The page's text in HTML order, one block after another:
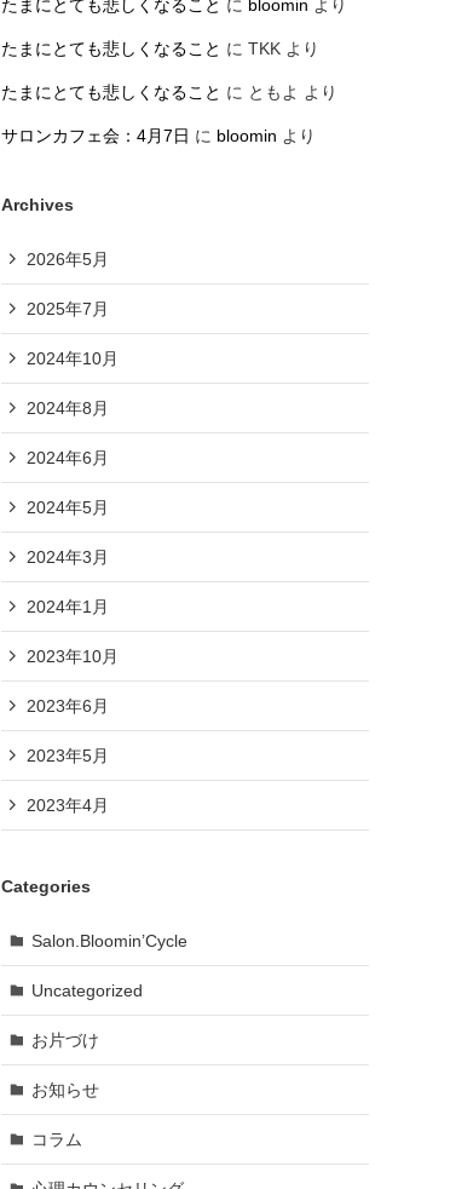
たまにとても悲しくなること に bloomin より
たまにとても悲しくなること に TKK より
たまにとても悲しくなること に ともよ より
サロンカフェ会：4月7日 に bloomin より
Archives
2026年5月
2025年7月
2024年10月
2024年8月
2024年6月
2024年5月
2024年3月
2024年1月
2023年10月
2023年6月
2023年5月
2023年4月
Categories
Salon.Bloomin’Cycle
Uncategorized
お片づけ
お知らせ
コラム